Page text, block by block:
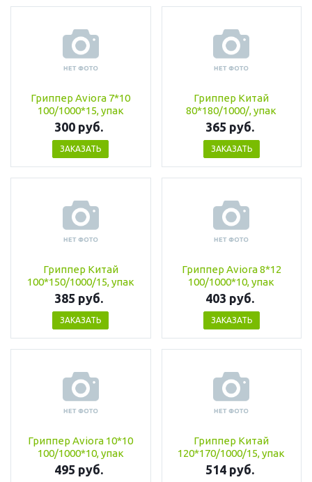
Гриппер Aviora 7*10
100/1000*15, упак
300 руб.
ЗАКАЗАТЬ
Гриппер Китай
80*180/1000/, упак
365 руб.
ЗАКАЗАТЬ
Гриппер Китай
100*150/1000/15, упак
385 руб.
ЗАКАЗАТЬ
Гриппер Aviora 8*12
100/1000*10, упак
403 руб.
ЗАКАЗАТЬ
Гриппер Aviora 10*10
100/1000*10, упак
495 руб.
Гриппер Китай
120*170/1000/15, упак
514 руб.